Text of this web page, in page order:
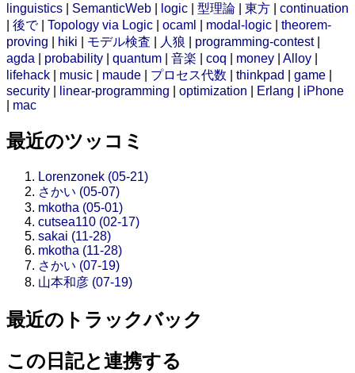
linguistics
SemanticWeb logic 型理論 東方
continuation
後で| Topology via Logic ocaml modal-logic
theorem-
proving
hiki モデル検査 人狼 programming-contest|
agda
probability quantum 音楽 coq money Alloy
lifehack
music maude プロセス代数 thinkpad game
security
linear-programming optimization Erlang
iPhone
mac
最近のツッコミ
Lorenzonek (05-21)
さかい (05-07)
mkotha (05-01)
cutsea110 (02-17)
sakai (11-28)
mkotha (11-28)
さかい (07-19)
山本和彦 (07-19)
最近のトラックバック
この日記と連携する